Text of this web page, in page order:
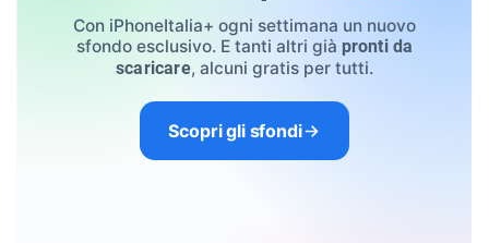
Con iPhoneItalia+ ogni settimana un nuovo
sfondo esclusivo. E tanti altri già pronti da
scaricare, alcuni gratis per tutti.
Scopri gli sfondi